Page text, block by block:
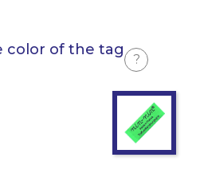
color of the tag
?